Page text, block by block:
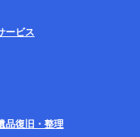
ービス
品復旧・整理